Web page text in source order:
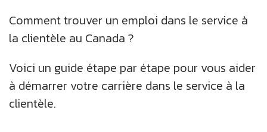
Comment trouver un emploi dans le service à
la clientèle au Canada ?
Voici un guide étape par étape pour vous aider
à démarrer votre carrière dans le service à la
clientèle.